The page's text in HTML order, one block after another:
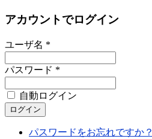
アカウントでログイン
ユーザ名 *
パスワード *
自動ログイン
パスワードをお忘れですか？